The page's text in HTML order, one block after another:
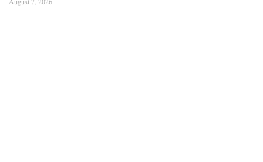
August 7, 2026